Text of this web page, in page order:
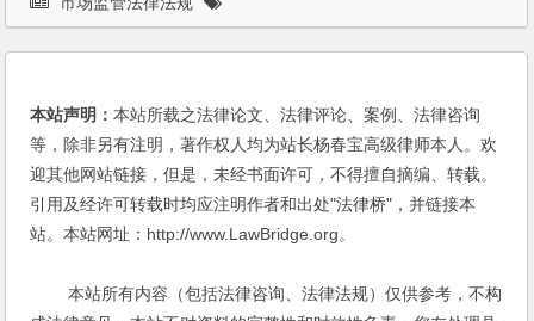
本站声明：本站所载之法律论文、法律评论、案例、法律咨询
等，除非另有注明，著作权人均为站长杨春宝高级律师本人。欢
迎其他网站链接，但是，未经书面许可，不得擅自摘编、转载。
引用及经许可转载时均应注明作者和出处"法律桥"，并链接本
站。本站网址：http://www.LawBridge.org。
本站所有内容（包括法律咨询、法律法规）仅供参考，不构